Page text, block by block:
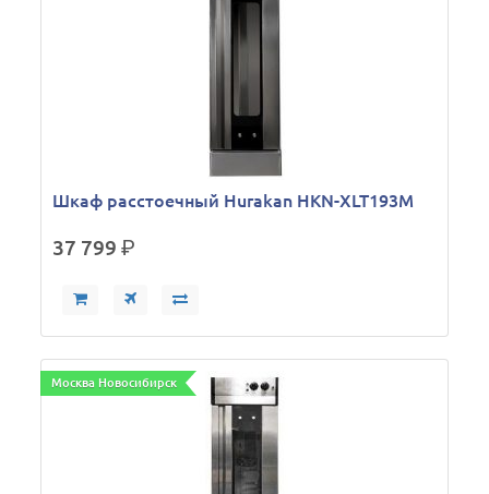
Шкаф расстоечный Hurakan HKN-XLT193M
37 799р.
Москва Новосибирск